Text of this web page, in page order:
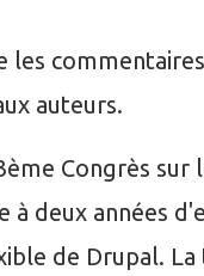
les
auteurs.
Congrès sur
à deux années
de Drupal. La